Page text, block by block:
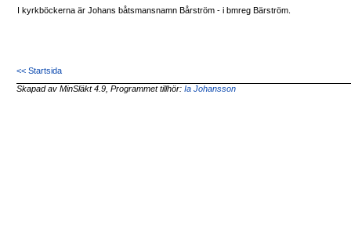
I kyrkböckerna är Johans båtsmansnamn Bårström - i bmreg Bärström.
<< Startsida
Skapad av MinSläkt 4.9, Programmet tillhör:Ia Johansson